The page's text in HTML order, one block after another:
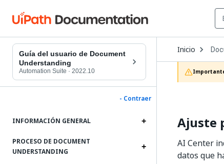
Guía del usuario de Document
Understanding
Automation Suite · 2022.10
- Contraer
INFORMACIÓN GENERAL
PROCESO DE DOCUMENT
UNDERSTANDING
Inicio Open
to
Ajuste
AI Center
datos que